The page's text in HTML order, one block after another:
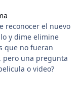
reconocer el nuevo
y dime elimine
que no fueran
pero una pregunta
o video?